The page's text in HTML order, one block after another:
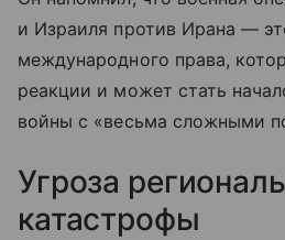
и Израиля против Ирана —
международного права,
реакции и может стать
войны с «весьма сложными
Угроза
катастрофы